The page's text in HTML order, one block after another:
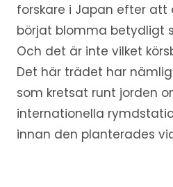
forskare i Japan efter att
börjat blomma betydligt
Och det är inte vilket
Det här trädet har
som kretsat runt jorden
internationella
innan den planterades